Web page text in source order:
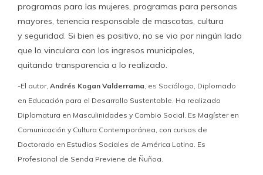
programas para las mujeres, programas para personas
mayores, tenencia responsable de mascotas, cultura
y seguridad. Si bien es positivo, no se vio por ningún lado
que lo vinculara con los ingresos municipales,
quitando transparencia a lo realizado.
-El autor, Andrés Kogan Valderrama , es Sociólogo, Diplomado
en Educación para el Desarrollo Sustentable. Ha realizado
Diplomatura en Masculinidades y Cambio Social. Es Magíster en
Comunicación y Cultura Contemporánea, con cursos de
Doctorado en Estudios Sociales de América Latina. Es
Profesional de Senda Previene de Ñuñoa.